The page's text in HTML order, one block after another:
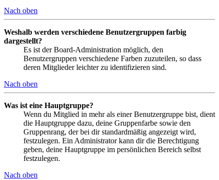
Nach oben
Weshalb werden verschiedene Benutzergruppen farbig
dargestellt?
Es ist der Board-Administration möglich, den
Benutzergruppen verschiedene Farben zuzuteilen, so dass
deren Mitglieder leichter zu identifizieren sind.
Nach oben
Was ist eine Hauptgruppe?
Wenn du Mitglied in mehr als einer Benutzergruppe bist, dient
die Hauptgruppe dazu, deine Gruppenfarbe sowie den
Gruppenrang, der bei dir standardmäßig angezeigt wird,
festzulegen. Ein Administrator kann dir die Berechtigung
geben, deine Hauptgruppe im persönlichen Bereich selbst
festzulegen.
Nach oben